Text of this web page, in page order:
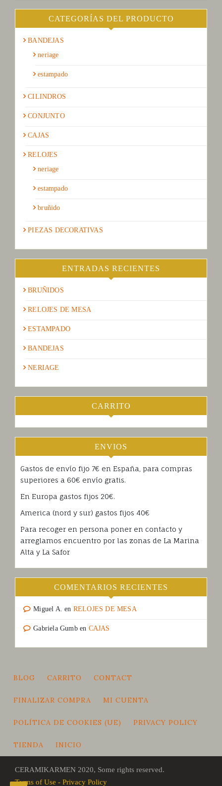
CATEGORÍAS DEL PRODUCTO
BANDEJAS
neriage
estampado
CILINDROS
CONJUNTO
CAJAS
RELOJES
neriage
estampado
bruñido
PIEZAS DECORATIVAS
ENTRADAS RECIENTES
BRUÑIDOS
RELOJES DE MESA
ESTAMPADO
BANDEJAS
NERIAGE
CARRITO
ENVIOS
Gastos de envío fijo 7€ en España, para compras
superiores a 60€ envío gratis.
En Europa gastos fijos 20€.
America (nord y sur) gastos fijos 40€
Para recoger en persona poner en contacto y
arreglamos encuentro por las zonas de La Marina
Alta y La Safor
COMENTARIOS RECIENTES
Miguel A. en RELOJES DE MESA
Gabriela Gumben CAJAS
BLOG CARRITO CONTACT
FINALIZAR COMPRA MI CUENTA
POLÍTICA DE COOKIES (UE) PRIVACY POLICY
TIENDA INICIO
CERAMIKARMEN 2020, Some rights reserved.
Terms of Use - Privacy Policy